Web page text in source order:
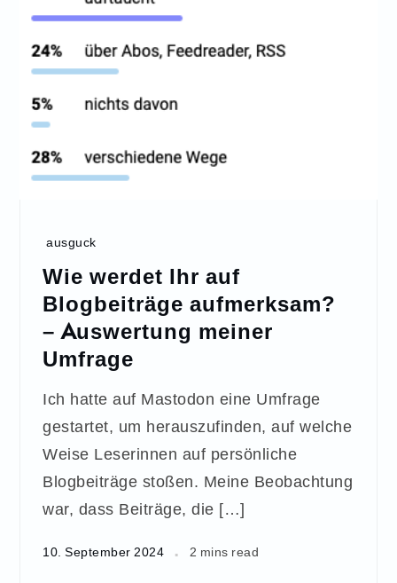
ausguck
Wie werdet Ihr auf
Blogbeiträge aufmerksam?
– Auswertung meiner
Umfrage
Ich hatte auf Mastodon eine Umfrage
gestartet, um herauszufinden, auf welche
Weise Leserinnen auf persönliche
Blogbeiträge stoßen. Meine Beobachtung
war, dass Beiträge, die […]
10. September 2024 2 mins read